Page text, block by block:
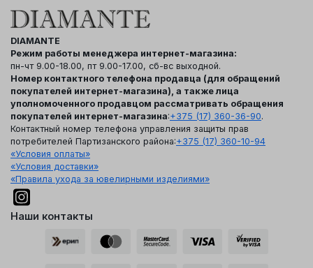
DIAMANTE
Режим работы менеджера интернет-магазина:
пн-чт 9.00-18.00, пт 9.00-17.00, сб-вс выходной.
Номер контактного телефона продавца (для обращений
покупателей интернет-магазина), а также лица
уполномоченного продавцом рассматривать обращения
покупателей интернет-магазина:+375 (17) 360-36-90.
Контактный номер телефона управления защиты прав
потребителей Партизанского района:+375 (17) 360-10-94
«Условия оплаты»
«Условия доставки»
«Правила ухода за ювелирными изделиями»
Наши контакты